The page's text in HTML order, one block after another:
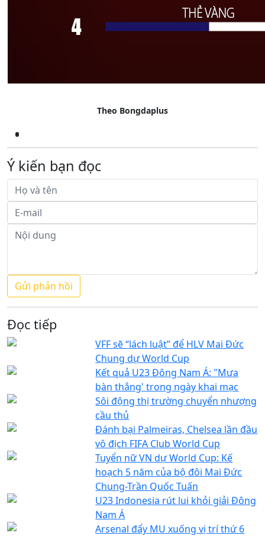
Theo Bongdaplus
Ý kiến bạn đọc
Đọc tiếp
VFF sẽ “lách luật” để HLV Mai Đức
Chung dự World Cup
Kết quả U23 Đông Nam Á: "Mưa
bàn thắng' trong ngày khai mạc
Sôi động thị trường chuyển nhượng
cầu thủ
Đánh bại Palmeiras, Chelsea lần đầu
vô địch FIFA Club World Cup
Tuyển nữ VN dự World Cup: Kế
hoạch 5 năm của bộ đôi Mai Đức
Chung-Trần Quốc Tuấn
U23 Indonesia rút lui khỏi giải Đông
Nam Á
Arsenal đẩy MU xuống vị trí thứ 6